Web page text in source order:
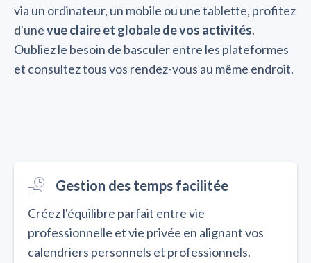
via un ordinateur, un mobile ou une tablette, profitez
d'unevue claire et globale de vos activités.
Oubliez le besoin de basculer entre les plateformes
et consultez tous vos rendez-vous au même endroit.
Gestion des temps facilitée
Créez l'équilibre parfait entre vie
professionnelle et vie privée en alignant vos
calendriers personnels et professionnels.